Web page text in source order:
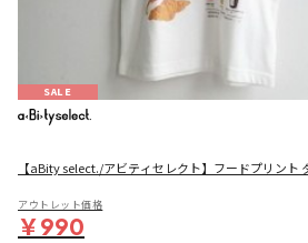
SALE
【aBity select./アビティセレクト】フードプリント
アウトレット価格
￥990